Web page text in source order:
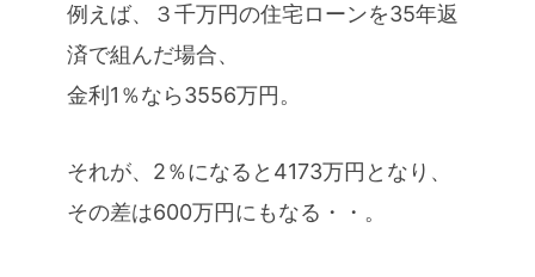
例えば、３千万円の住宅ローンを35年返
済で組んだ場合、
金利1％なら3556万円。
それが、2％になると4173万円となり、
その差は600万円にもなる・・。